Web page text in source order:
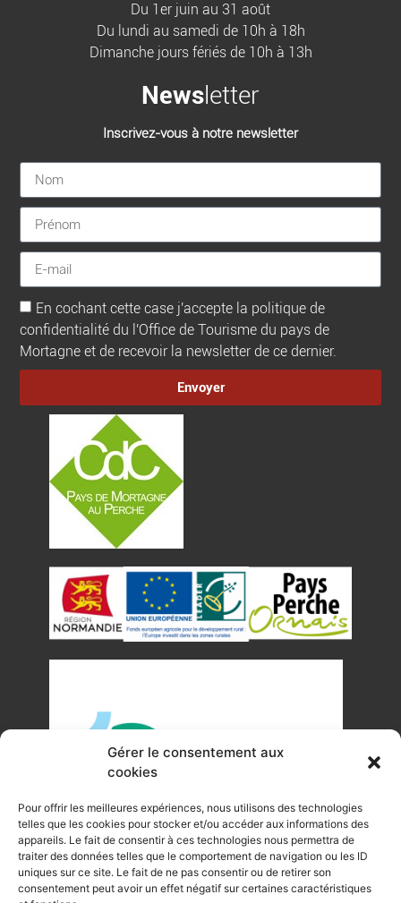
Gérer le consentement aux
cookies
Pour offrir les meilleures expériences, nous utilisons des technologies
telles que les cookies pour stocker et/ou accéder aux informations des
appareils. Le fait de consentir à ces technologies nous permettra de
traiter des données telles que le comportement de navigation ou les ID
uniques sur ce site. Le fait de ne pas consentir ou de retirer son
consentement peut avoir un effet négatif sur certaines caractéristiques
Du 1er juin au 31 août
Du lundi au samedi de 10h à 18h
Dimanche jours fériés de 10h à 13h
Newsletter
Inscrivez-vous à notre newsletter
En cochant cette case j'accepte la politique de
confidentialité du l'Office de Tourisme du pays de
Mortagne et de recevoir la newsletter de ce dernier.
Envoyer
©Tous droits réservés Office de Tourisme du Pays de